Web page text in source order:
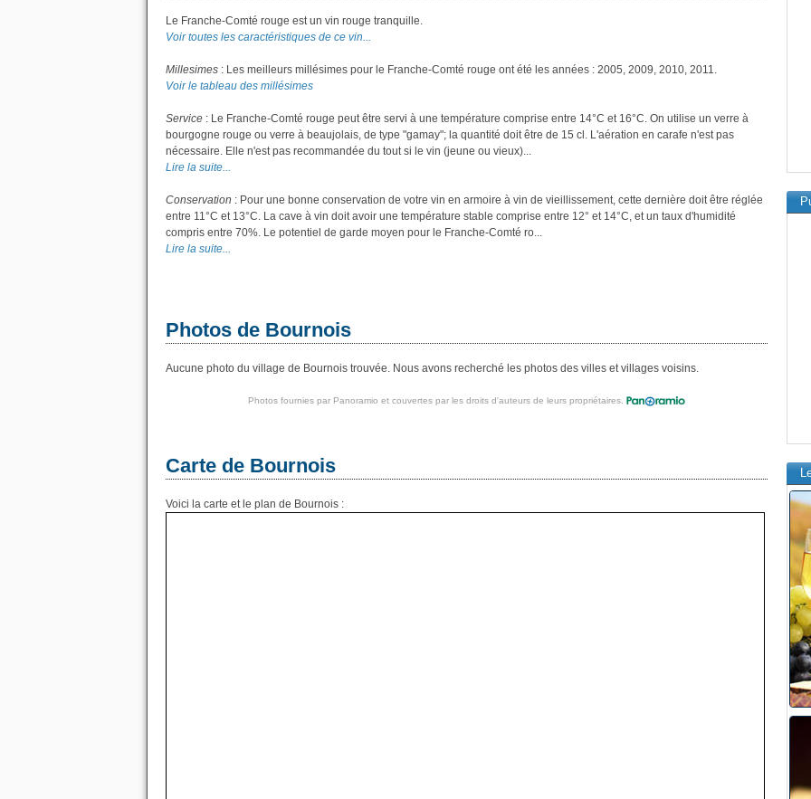
Le Franche-Comté rouge est un vin rouge tranquille.
Voir toutes les caractéristiques de ce vin...
Millesimes : Les meilleurs millésimes pour le Franche-Comté rouge ont été les années : 2005, 2009, 2010, 2011.
Voir le tableau des millésimes
Service : Le Franche-Comté rouge peut être servi à une température comprise entre 14°C et 16°C. On utilise un verre à
bourgogne rouge ou verre à beaujolais, de type "gamay"; la quantité doit être de 15 cl. L'aération en carafe n'est pas
nécessaire. Elle n'est pas recommandée du tout si le vin (jeune ou vieux)...
Lire la suite...
Conservation : Pour une bonne conservation de votre vin en armoire à vin de vieillissement, cette dernière doit être réglée
entre 11°C et 13°C. La cave à vin doit avoir une température stable comprise entre 12° et 14°C, et un taux d'humidité
compris entre 70%. Le potentiel de garde moyen pour le Franche-Comté ro...
Lire la suite...
Photos de Bournois
Aucune photo du village de Bournois trouvée. Nous avons recherché les photos des villes et villages voisins.
Photos fournies par Panoramio et couvertes par les droits d'auteurs de leurs propriétaires.
Carte de Bournois
Voici la carte et le plan de Bournois :